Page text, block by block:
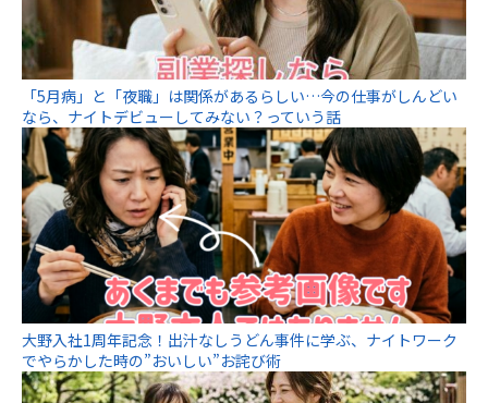
「5月病」と「夜職」は関係があるらしい…今の仕事がしんどい
なら、ナイトデビューしてみない？っていう話
大野入社1周年記念！出汁なしうどん事件に学ぶ、ナイトワーク
でやらかした時の”おいしい”お詫び術